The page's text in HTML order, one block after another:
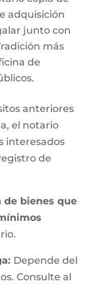
adquisición
junto con
más
de
anteriores
el notario
interesados
de
de bienes que
Depende del
Consulte al